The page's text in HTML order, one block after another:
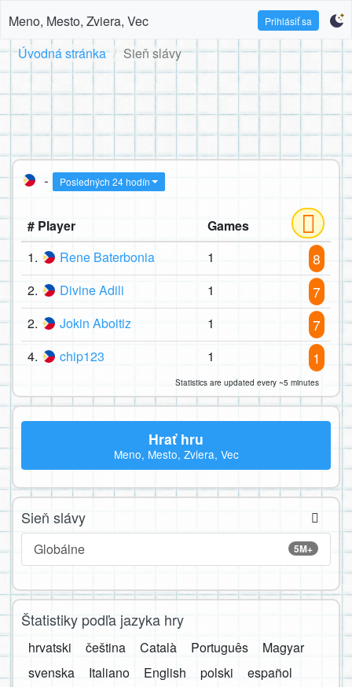
Meno, Mesto, Zviera, Vec Prihlásiť sa
Úvodná stránka Sieň slávy
- Posledných 24 hodín
# Player
Games
1.
Rene Baterbonia 1 8
2. Divine Adili 1 7
2. Jokin Aboitiz 1 7
4. chip123 1 1
Statistics are updated every ~5 minutes
Hrať hru
Meno, Mesto, Zviera, Vec
Sieň slávy
5M+
Globálne
Štatistiky podľa jazyka hry
hrvatski čeština Català Português
Magyar
svenska
Italiano English polski
español